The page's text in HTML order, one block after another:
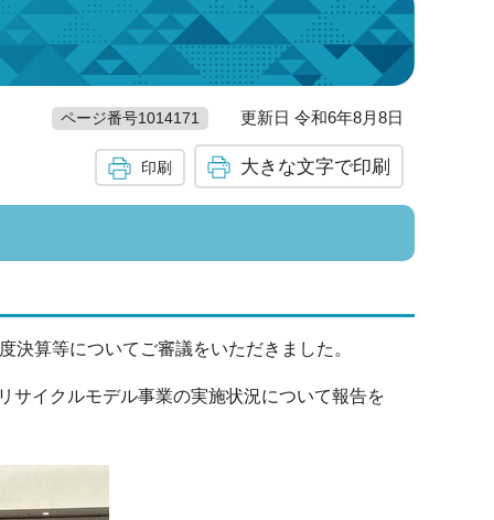
ページ番号1014171 更新日 令和6年8月8日
印刷 大きな文字で印刷
算等についてご審議をいただきました。
サイクルモデル事業の実施状況について報告を